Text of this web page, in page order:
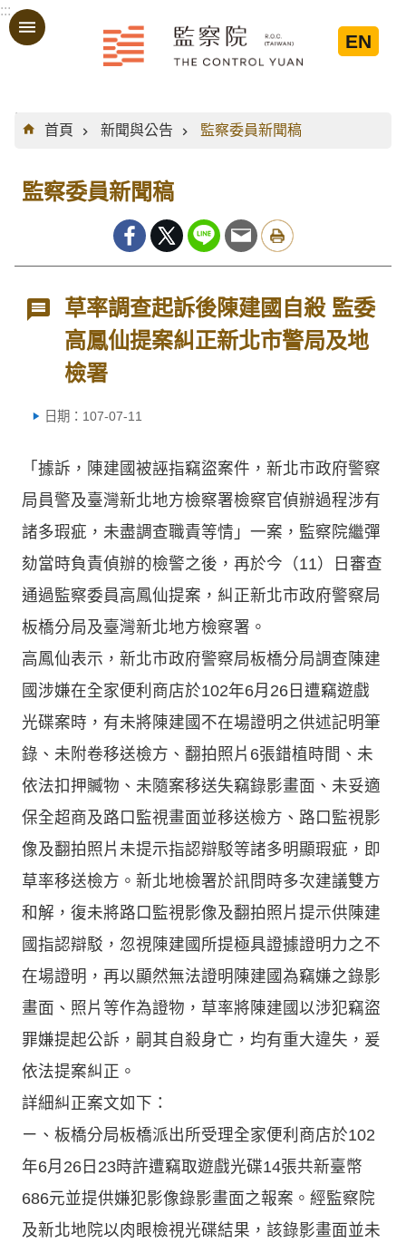
跳到主要內容區塊
:::
EN
:::
首頁
新聞與公告 監察委員新聞稿
監察委員新聞稿
草率調查起訴後陳建國自殺 監委
高鳳仙提案糾正新北市警局及地
檢署
日期：107-07-11
「據訴，陳建國被誣指竊盜案件，新北市政府警察
局員警及臺灣新北地方檢察署檢察官偵辦過程涉有
諸多瑕疵，未盡調查職責等情」一案，監察院繼彈
劾當時負責偵辦的檢警之後，再於今（11）日審查
通過監察委員高鳳仙提案，糾正新北市政府警察局
板橋分局及臺灣新北地方檢察署。
高鳳仙表示，新北市政府警察局板橋分局調查陳建
國涉嫌在全家便利商店於102年6月26日遭竊遊戲
光碟案時，有未將陳建國不在場證明之供述記明筆
錄、未附卷移送檢方、翻拍照片6張錯植時間、未
依法扣押贓物、未隨案移送失竊錄影畫面、未妥適
保全超商及路口監視畫面並移送檢方、路口監視影
像及翻拍照片未提示指認辯駁等諸多明顯瑕疵，即
草率移送檢方。新北地檢署於訊問時多次建議雙方
和解，復未將路口監視影像及翻拍照片提示供陳建
國指認辯駁，忽視陳建國所提極具證據證明力之不
在場證明，再以顯然無法證明陳建國為竊嫌之錄影
畫面、照片等作為證物，草率將陳建國以涉犯竊盜
罪嫌提起公訴，嗣其自殺身亡，均有重大違失，爰
依法提案糾正。
詳細糾正案文如下：
ㄧ、板橋分局板橋派出所受理全家便利商店於102
年6月26日23時許遭竊取遊戲光碟14張共新臺幣
686元並提供嫌犯影像錄影畫面之報案。經監察院
及新北地院以肉眼檢視光碟結果，該錄影畫面並未